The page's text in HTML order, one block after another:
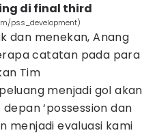
di final third
pss_development)
dan menekan, Anang
catatan pada para
Tim
menjadi gol akan
‘possession dan
menjadi evaluasi kami